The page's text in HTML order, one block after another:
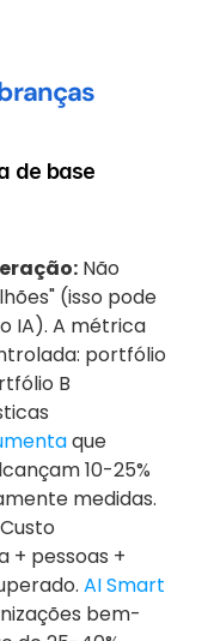
de base
Não
(isso pode
IA). A métrica
portfólio
B
que
10-25%
medidas.
pessoas +
AI Smart
bem-